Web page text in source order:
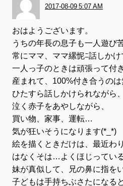
2017-08-09 5:07 AM
おはようございます。
うちの年長の息子も一人遊び
常にママ、ママ縲怩ﾆ話しかけ
一人っ子のときは頑張って付
産まれて、100%付き合うのは
ひたすら話しかけられながら、
泣く赤子をあやしながら、
買い物、家事、運転…
気が狂いそうになります(*_*)
絵を描くときだけは、最近わ
はなくそは…よくほじってい
妹が真似して、兄の鼻に指を
子どもは手持ちぶさたになると